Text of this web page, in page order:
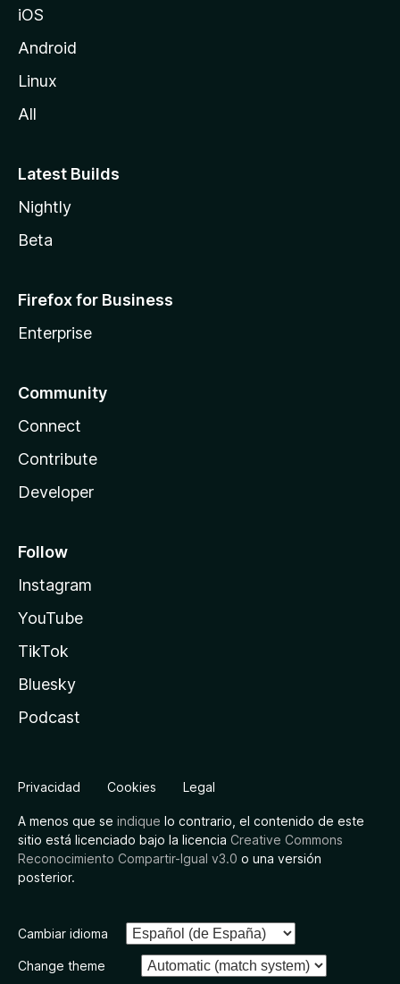
i
l
iOS
Android
Linux
All
Latest Builds
Nightly
Beta
Firefox for Business
Enterprise
Community
Connect
Contribute
Developer
Follow
Instagram
YouTube
TikTok
Bluesky
Podcast
Privacidad Cookies Legal
A menos que se indique lo contrario, el contenido de este
sitio está licenciado bajo la licencia Creative Commons
Reconocimiento Compartir-Igual v3.0 o una versión
posterior.
Cambiar idioma
Change theme